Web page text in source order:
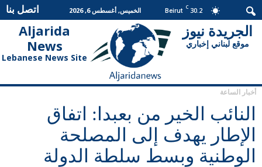
30.2
C
Beirut الخميس, أغسطس 6, 2026 اتصل بنا
Aljarida
News
Lebanese News Site
الجريدة
نيوز
الجريدة نيوز
موقع لبناني إخباري
أخبار الساعة
النائب الخير من بعبدا: اتفاق
الإطار يهدف إلى المصلحة
الوطنية وبسط سلطة الدولة